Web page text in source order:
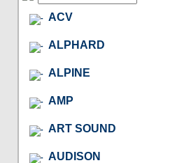
ACV
ALPHARD
ALPINE
AMP
ART SOUND
AUDISON